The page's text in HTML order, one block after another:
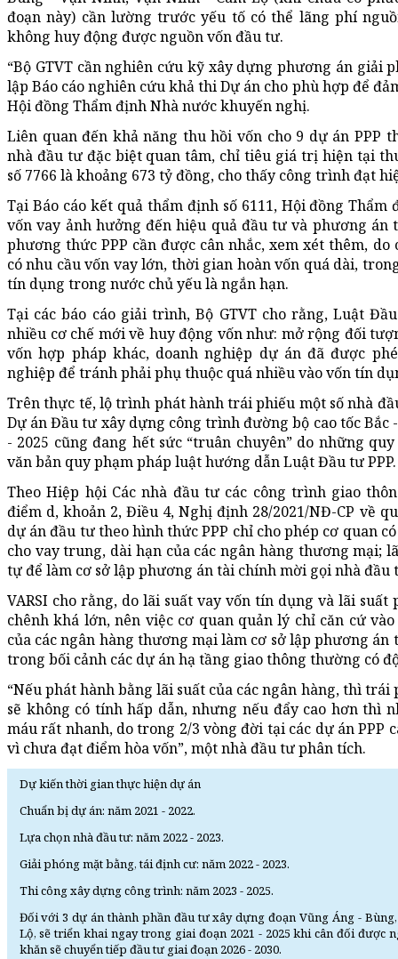
đoạn này) cần lường trước yếu tố có thể lãng phí
không huy động được nguồn vốn đầu tư.
“Bộ GTVT cần nghiên cứu kỹ xây dựng phương án giải
lập Báo cáo nghiên cứu khả thi Dự án cho phù hợp để
Hội đồng Thẩm định Nhà nước khuyến nghị.
Liên quan đến khả năng thu hồi vốn cho 9 dự án PPP
nhà đầu tư đặc biệt quan tâm, chỉ tiêu giá trị hiện tại
số 7766 là khoảng 673 tỷ đồng, cho thấy công trình đạt
Tại Báo cáo kết quả thẩm định số 6111, Hội đồng
vốn vay ảnh hưởng đến hiệu quả đầu tư và phương
phương thức PPP cần được cân nhắc, xem xét thêm, do
có nhu cầu vốn vay lớn, thời gian hoàn vốn quá dài,
tín dụng trong nước chủ yếu là ngắn hạn.
Tại các báo cáo giải trình, Bộ GTVT cho rằng, Luật
nhiều cơ chế mới về huy động vốn như: mở rộng đối
vốn hợp pháp khác, doanh nghiệp dự án đã được
nghiệp để tránh phải phụ thuộc quá nhiều vào vốn tín
Trên thực tế, lộ trình phát hành trái phiếu một số nhà
Dự án Đầu tư xây dựng công trình đường bộ cao tốc Bắc
- 2025 cũng đang hết sức “truân chuyên” do những
văn bản quy phạm pháp luật hướng dẫn Luật Đầu tư PPP.
Theo Hiệp hội Các nhà đầu tư các công trình giao
điểm d, khoản 2, Điều 4, Nghị định 28/2021/NĐ-CP về
dự án đầu tư theo hình thức PPP chỉ cho phép cơ quan
cho vay trung, dài hạn của các ngân hàng thương mại;
tự để làm cơ sở lập phương án tài chính mời gọi nhà đầu
VARSI cho rằng, do lãi suất vay vốn tín dụng và lãi
chênh khá lớn, nên việc cơ quan quản lý chỉ căn cứ
của các ngân hàng thương mại làm cơ sở lập phương
trong bối cảnh các dự án hạ tầng giao thông thường có
“Nếu phát hành bằng lãi suất của các ngân hàng, thì trái
sẽ không có tính hấp dẫn, nhưng nếu đẩy cao hơn thì
máu rất nhanh, do trong 2/3 vòng đời tại các dự án PPP
vì chưa đạt điểm hòa vốn”, một nhà đầu tư phân tích.
Dự kiến thời gian thực hiện dự án
Chuẩn bị dự án: năm 2021 - 2022.
Lựa chọn nhà đầu tư: năm 2022 - 2023.
Giải phóng mặt bằng, tái định cư: năm 2022 - 2023.
Thi công xây dựng công trình: năm 2023 - 2025.
Đối với 3 dự án thành phần đầu tư xây dựng đoạn Vũng Áng -
Lộ, sẽ triển khai ngay trong giai đoạn 2021 - 2025 khi cân đối
khăn sẽ chuyển tiếp đầu tư giai đoạn 2026 - 2030.